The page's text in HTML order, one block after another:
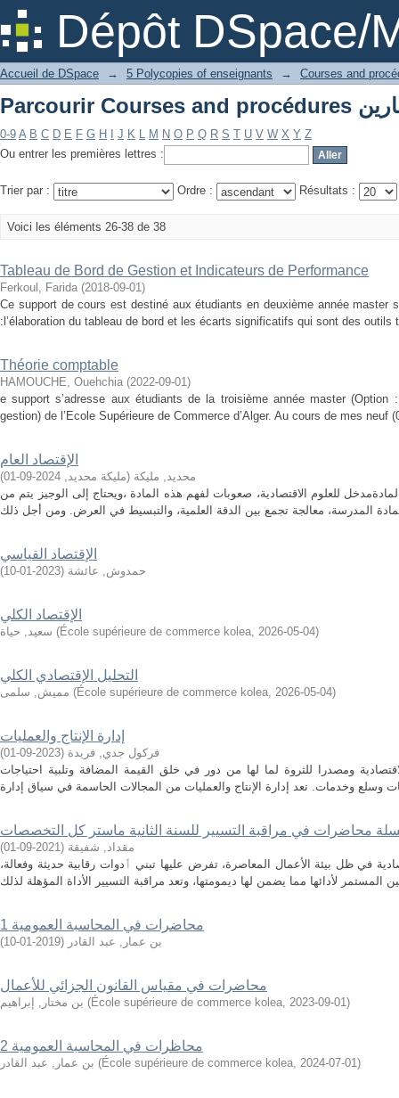
Dépôt DSpace/
Accueil de DSpace → 5 Polycopies of enseignants →
0-9 A B C D E F G H J K L M N O P Q R S T U V W X Y Z
Ou entrer les premières lettres :
Trier par : Ordre : Résultats :
Voici les éléments 26-38 de 38
Tableau de Bord de Gestion et Indicateurs de Performance
Ferkoul, Farida (2018-09-01)
Ce support de cours est destiné aux étudiants en deuxième année master
:l’élaboration du tableau de bord et les écarts significatifs qui sont des
Théorie comptable
HAMOUCHE, Ouehchia (2022-09-01)
e support s’adresse aux étudiants de la troisième année master
gestion) de l’Ecole Supérieure de Commerce d’Alger. Au cours de mes neuf
الإقتصاد العام
محديد, مليكة (مليكة محديد,
2024-09-01
)
للعلوم الاقتصادية، صعوبات لفهم هذه المادة ،ويحتاج إلى الوجيز يتم من
الإقتصاد القياسي
حمدوش, عائشة (
2023-01-10
)
الإقتصاد الكلي
سعيد, حياة (École supérieure de commerce kolea, 2026-05-04)
التحليل الإقتصادي الكلي
مميش, سلمى (École supérieure de commerce kolea, 2026-05-04)
إدارة الإنتاج والعمليات
فركول جدي, فريدة (
2023-09-01
)
ومصدرا للثروة لما لها من دور في خلق القيمة المضافة وتلبية احتياجات
محاضرات في مراقبة التسيير للسنة الثانية ماستر كل التخصصات
مقداد, شفيقة (
2021-09-01
)
في ظل بيئة الأعمال المعاصرة، تفرض عليها تبني ٲدوات رقابية حديثة وفعالة،
محاضرات في المحاسبة العمومية 1
بن عمار, عبد القادر (
2019-01-10
)
محاضرات في مقياس القانون الجزائي للأعمال
بن مختار, إبراهيم (École supérieure de commerce kolea, 2023-09-01)
محاظرات في المحاسبة العمومية 2
بن عمار, عبد القادر (École supérieure de commerce kolea, 2024-07-01)